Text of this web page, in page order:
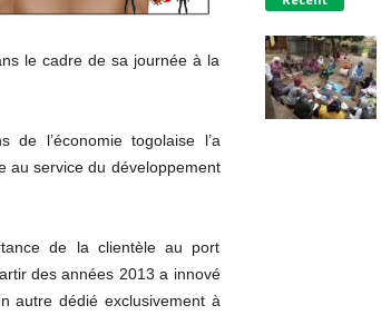
le cadre de sa journée à la
de l’économie togolaise l’a
au service du développement
de la clientèle au port
des années 2013 a innové
autre dédié exclusivement à